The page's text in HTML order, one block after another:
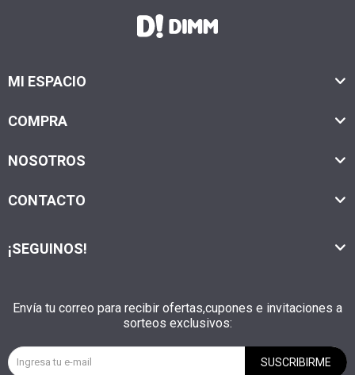
MI ESPACIO
COMPRA
NOSOTROS
CONTACTO
Envía tu correo para recibir ofertas,cupones e invitaciones a
sorteos exclusivos:
SUSCRIBIRME
¡SEGUINOS!